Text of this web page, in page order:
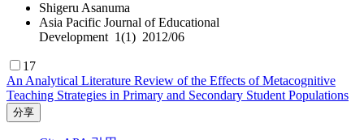
Shigeru Asanuma
Asia Pacific Journal of Educational
Development 1(1) 2012/06
17
An Analytical Literature Review of the Effects of Metacognitive
Teaching Strategies in Primary and Secondary Student Populations
分享